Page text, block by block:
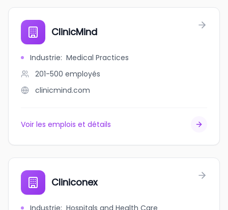
ClinicMind
Industrie: Medical Practices
201-500 employés
clinicmind.com
Voir les emplois et détails
Cliniconex
Industrie: Hospitals and Health Care